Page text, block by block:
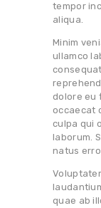
tempor
aliqua.
Minim
ullamco
dolore eu
occaecat
culpa qui
laborum.
natus
quae ab